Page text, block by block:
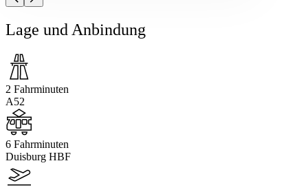
Lage und Anbindung
2 Fahrminuten
A52
6 Fahrminuten
Duisburg HBF